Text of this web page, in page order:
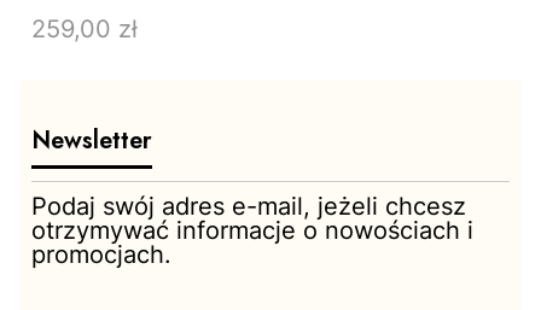
Cena
259,00 zł
Newsletter
Podaj swój adres e-mail, jeżeli chcesz
otrzymywać informacje o nowościach i
promocjach.